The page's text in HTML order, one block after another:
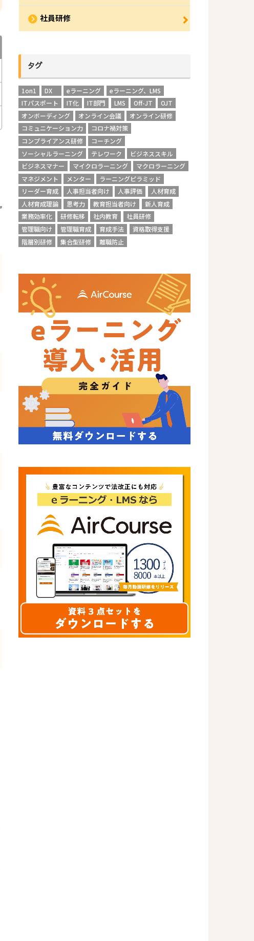
社員研修
タグ
1on1 DX eラーニング
eラーニング、LMS
ITパスポート
IT化 IT部門 LMS Off-JT
OJT
オンボーディング
オンライン会議
オンライン研修
コミュニケーション力
コロナ禍対策
コンプライアンス研修
コーチング
ソーシャルラーニング
テレワーク
ビジネススキル
ビジネスマナー
マイクロラーニング
マクロラーニング
マネジメント
メンター
ラーニングピラミッド
リーダー育成
人事担当者向け 人事評価
人材育成
人材育成理論
思考力 教育担当者向け
新人育成
業務効率化
研修転移 社内教育
社員研修
管理職向け
管理職育成 育成手法
資格取得支援
階層別研修
集合型研修 離職防止